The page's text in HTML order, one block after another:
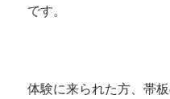
です。
体験に来られた方、帯